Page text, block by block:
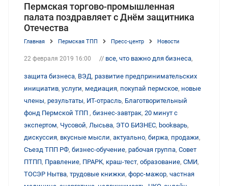
Пермская торгово-промышленная
палата поздравляет с Днём защитника
Отечества
Главная Пермская ТПП Пресс-центр Новости
22 февраля 2019 16:00 // все, что важно для бизнеса,
защита бизнеса, ВЭД, развитие предпринимательских
инициатив, услуги, медиация, покупай пермское, новые
члены, результаты, ИТ-отрасль, Благотворительный
фонд Пермской ТПП , бизнес-завтрак, 20 минут с
экспертом, Чусовой, Лысьва, ЭТО БИЗНЕС, bookварь,
дискуссия, вкусные мысли, актуально, биржа, продажи,
Съезд ТПП РФ, бизнес-обучение, рабочая группа, Совет
ПТПП, Правление, ПРАРК, краш-тест, образование, СМИ,
ТОСЭР Нытва, трудовые книжки, форс-мажор, частная